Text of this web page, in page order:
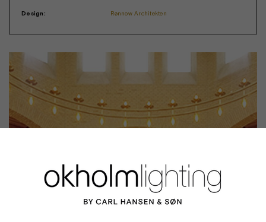
Design: Rønnow Architekten